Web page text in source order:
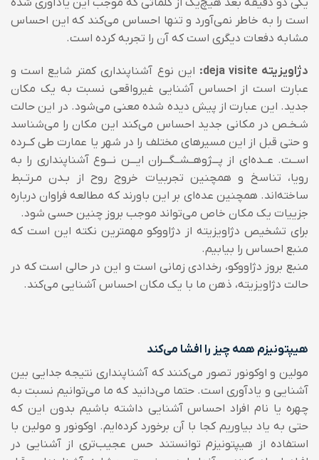
است را به خاطر نمی‌آورد و تنها احساس می‌کند که این احساس
مشابه دفعات دیگری است که آن را تجربه کرده است.
دژاویزیته deja visite‌‌‌:
این نوع آشناپنداری کمتر شایع است و
عبارت است از احساس آشنایی غیرواقعی نسبت به یک مکان
جدید. این عبارت از پیش دیده شده معنی می‌شود. در این حالت
شـخـص در مکانی جدید احساس می‌کند این مکان را می‌شناسد
و حتی قبل از این مسیرهای مختلف را در شهر یا عمارت طی کــرده
اســت. عــده‌ای از پـــژوهــشــگـــران ایـــن نـــوع آشناپنداری را به
رویا، تناسخ و همچنین تجربیات خروج روح از بـدن مـرتـبط
ساخته‌اند. همچنین عده‌ای بر این باورند که مطالعه فراوان درباره
جزییات یک مکان خاص می‌تواند موجب بروز چنین حسی شود.
برای تشخیص دژاویزیته از دژاووکو مهمترین نکته این است که
منبع احساس را بیابیم.
منبع بروز دژاووکو، رخدادی زمانی است و این در حالی است که در
حالت دژاویزیته، ذهن ما با یک مکان احساس آشنایی می‌کند.
هیپتونیزم همه چیز را افشا می‌کند
مولین و اوکونور تصور می‌کنند که آشناپنداری نتیجه جدایی بین
آشنایی و یادآوری است. حتما می‌دانید که ما می‌توانیم نسبت به
چهره یا نام افراد احساس آشنایی داشته باشیم بدون این که
حتی به یاد بیاوریم کجا با آن برخورد کرده‌‌ایم. اوکونور و مولین با
استفاده از هیپتونیزم توانستند حس عجیب‌تری از آشنایی در